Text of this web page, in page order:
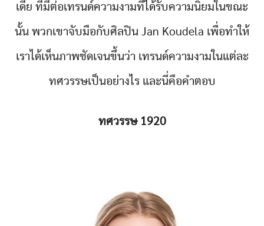
เดีย ที่มีต่อเทรนด์ความงามที่ได้รับความนิยมในขณะ
นั้น พวกเขาจับมือกับศิลปิน Jan Koudela เพื่อทำให้
เราได้เห็นภาพชัดเจนขึ้นว่า เทรนด์ความงามในแต่ละ
ทศวรรษเป็นอย่างไร และนี่คือคำตอบ
ทศวรรษ 1920